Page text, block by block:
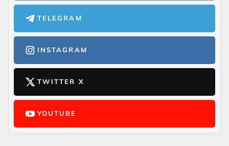
TELEGRAM
INSTAGRAM
TWITTER X
YOUTUBE